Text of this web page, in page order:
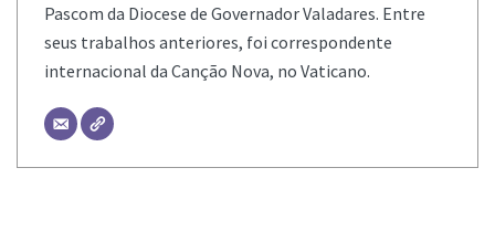
Pascom da Diocese de Governador Valadares. Entre
seus trabalhos anteriores, foi correspondente
internacional da Canção Nova, no Vaticano.